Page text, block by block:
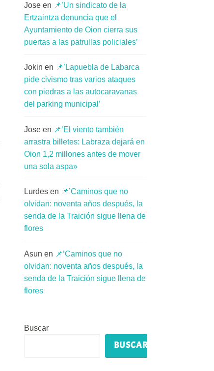
Jose en 📌’Un sindicato de la
Ertzaintza denuncia que el
Ayuntamiento de Oion cierra sus
puertas a las patrullas policiales’
Jokin en 📌’Lapuebla de Labarca
pide civismo tras varios ataques
con piedras a las autocaravanas
del parking municipal’
Jose en 📌’El viento también
arrastra billetes: Labraza dejará en
Oion 1,2 millones antes de mover
una sola aspa»
Lurdes en 📌’Caminos que no
olvidan: noventa años después, la
senda de la Traición sigue llena de
flores
Asun en 📌’Caminos que no
olvidan: noventa años después, la
senda de la Traición sigue llena de
flores
Buscar
BUSCAR